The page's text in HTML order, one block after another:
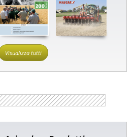
Visualizza tutti